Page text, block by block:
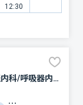
12:30
内科/感染症内科/血液内科/糖尿病内科/神経内科/呼吸器内科/循環器科/消化器科/腎臓内科・外科/外科/脳神経外科/呼吸器外科/心臓血管外科/肛門科/整形外科/形成外科/小児科/産婦人科/眼科/耳鼻咽喉科/皮膚科/泌尿器科/精神科・神経科/歯科口腔外科/リハビリテーション/放射線科/臨床検査・病理診断/救急科/麻酔科/緩和ケア